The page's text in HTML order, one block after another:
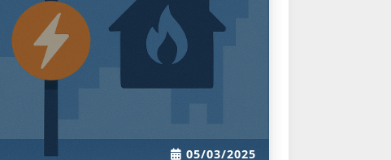
Sector Privado a Dos (2) Dígitos
26/08/2021